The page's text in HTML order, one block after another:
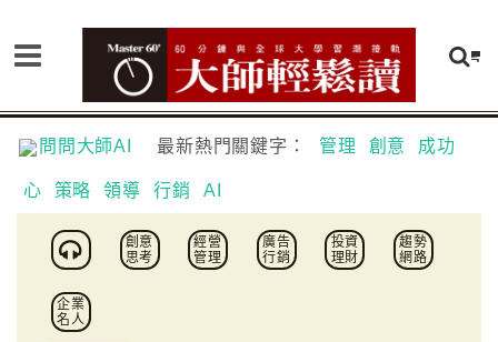
問問大師AI 最新熱門關鍵字： 管理 創意 成功
心 策略 領導 行銷 AI
創意
思考
經營
管理
廣告
行銷
投資
理財
趨勢
網路
企業
名人